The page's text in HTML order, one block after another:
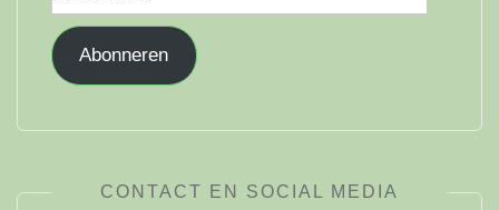
mailadres
Abonneren
CONTACT EN SOCIAL MEDIA